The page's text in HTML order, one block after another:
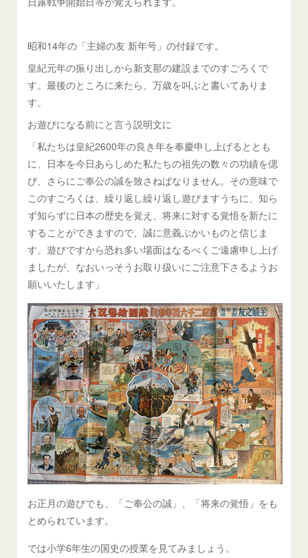
昭和14年の「主婦の友 新年号」の付録です。
皇紀元年の振り出しから新支那の建設までのすごろくで
す。最後のところに来たら、万歳を叫ぶと書いてありま
す。
お遊びになる前にと言う説明文に
「私たちは皇紀2600年の良き年を奉慶申し上げるととも
に、日本を今日あらしめた私たちの祖先の数々の功績を偲
び、さらにご奉公の誠を致さねばなりません。その意味で
このすごろくは、繰り返し繰り返し遊びますうちに、知ら
ず知らずに日本の歴史を覚え、将来に対する覚悟を新たに
することができますので、誠に意義ぶかいものと信じま
す。遊びですから恐れ多い場面はなるべくご遠慮申し上げ
ましたが、なおいっそうお取り扱いにご注意下さるようお
願いいたします」
お正月の遊びでも、「ご奉公の誠」、「将来の覚悟」をも
とめられています。
では小学6年生の国史の授業を見てみましょう。